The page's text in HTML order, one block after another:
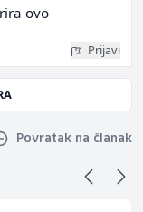
ovo
Prijavi
Povratak na članak